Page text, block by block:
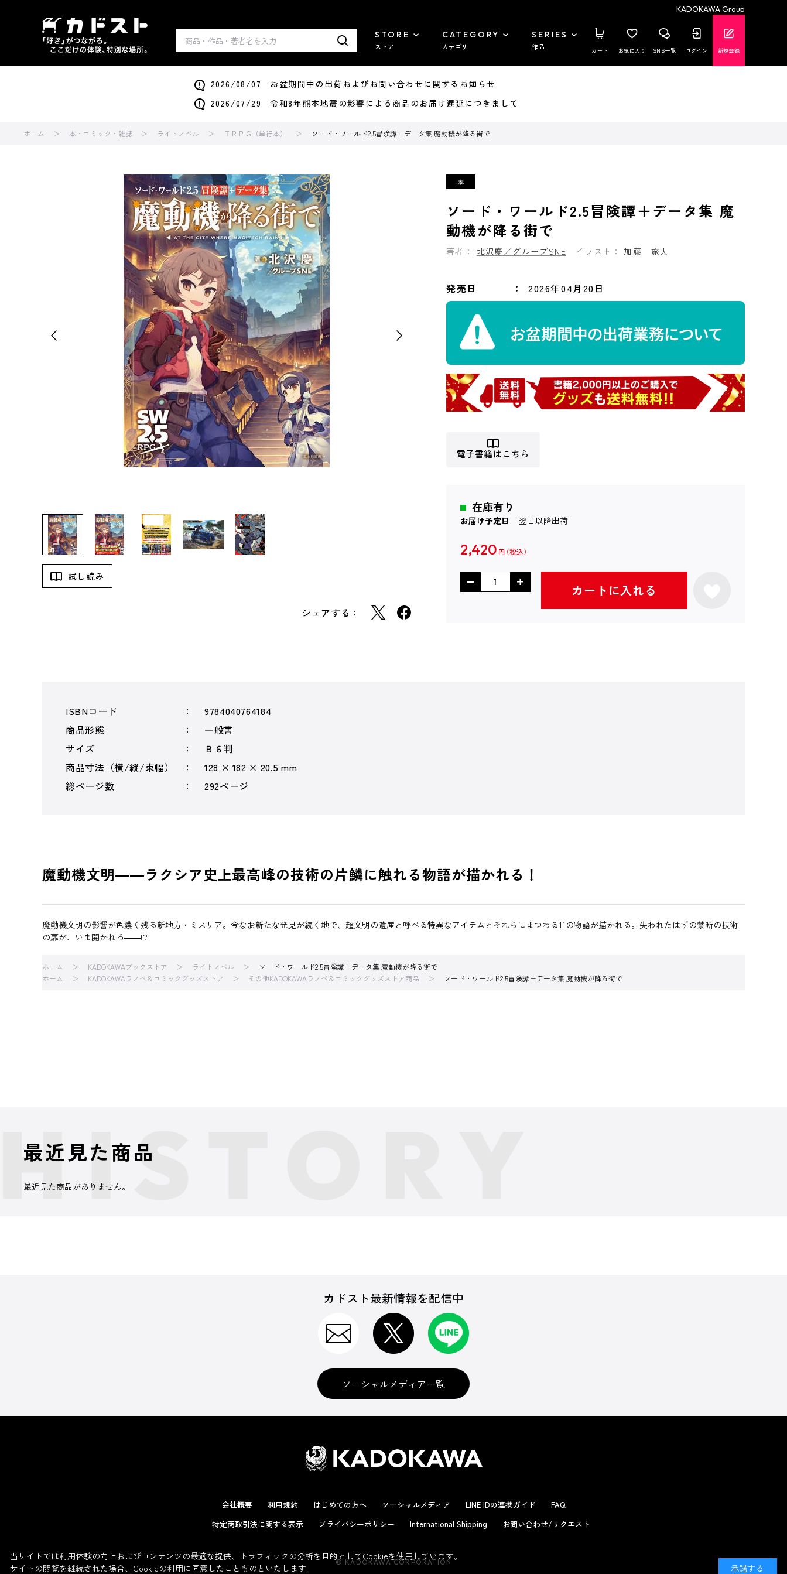
KADOKAWA Group
STORE
ストア
CATEGORY
カテゴリ
SERIES
作品 カート お気に入り SNS一覧 ログイン 新規登録
2026/08/07 お盆期間中の出荷およびお問い合わせに関するお知らせ
2026/07/29 令和8年熊本地震の影響による商品のお届け遅延につきまして
ホーム 本・コミック・雑誌 ライトノベル ＴＲＰＧ（単行本） ソード・ワールド2.5冒険譚＋データ集 魔動機が降る街で
試し読み
シェアする：
ソード・ワールド2.5冒険譚＋データ集 魔
動機が降る街で
著者： 北沢慶／グループSNE イラスト： 加藤 旅人
発売日 2026年04月20日
電子書籍はこちら
在庫有り
お届け予定日 翌日以降出荷
2,420 円
カートに入れる
ISBNコード
9784040764184
商品形態
一般書
サイズ
Ｂ６判
商品寸法（横/縦/束幅）
128 × 182 × 20.5 mm
総ページ数
292ページ
魔動機文明――ラクシア史上最高峰の技術の片鱗に触れる物語が描かれる！
魔動機文明の影響が色濃く残る新地方・ミスリア。今なお新たな発見が続く地で、超文明の遺産と呼べる特異なアイテムとそれらにまつわる11の物語が描かれる。失われたはずの禁断の技術
の扉が、いま開かれる――!?
ホーム KADOKAWAブックストア ライトノベル
ソード・ワールド2.5冒険譚＋データ集 魔動機が降る街で
ホーム
KADOKAWAラノベ＆コミックグッズストア その他KADOKAWAラノベ＆コミックグッズストア商品 ソード・ワールド2.5冒険譚＋データ集 魔動機が降る街で
最近見た商品
最近見た商品がありません。
カドスト最新情報を配信中
ソーシャルメディア一覧
会社概要 利用規約 はじめての方へ ソーシャルメディア LINE IDの連携ガイド
FAQ
特定商取引法に関する表示
プライバシーポリシー International Shipping お問い合わせ/リクエスト
© KADOKAWA CORPORATION
当サイトでは利用体験の向上およびコンテンツの最適な提供、トラフィックの分析を目的としてCookieを使用しています。
サイトの閲覧を継続された場合、Cookieの利用に同意したことものといたします。
承諾する